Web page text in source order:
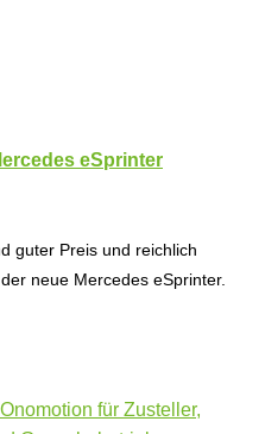
eSprinter
guter Preis und reichlich
neue Mercedes eSprinter.